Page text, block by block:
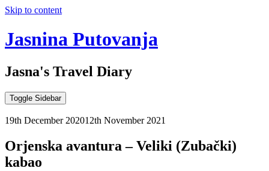
Skip to content
Jasnina Putovanja
Jasna's Travel Diary
Toggle Sidebar
19th December 202012th November 2021
Orjenska avantura – Veliki (Zubački)
kabao